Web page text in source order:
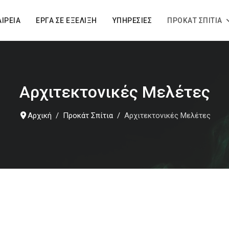
ΈΡΓΑ ΣΕ ΕΞΈΛΙΞΗ ΥΠΗΡΕΣΊΕΣ ΠΡΟΚΆΤ ΣΠΊΤΙΑ
Αρχιτεκτονικές Μελέτες
Αρχική Προκάτ Σπίτια Αρχιτεκτονικές Μελέτες